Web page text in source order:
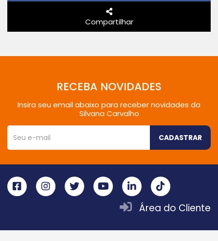
Compartilhar
RECEBA NOVIDADES
Insira seu email abaixo para receber novidades da
Silvana Carvalho
CADASTRAR
Área do Cliente